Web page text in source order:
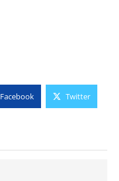
Facebook Twitter